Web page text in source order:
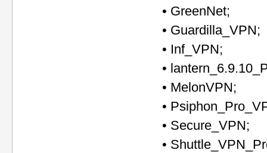
• GreenNet;
• Guardilla_VPN;
• Inf_VPN;
•
• MelonVPN;
•
• Secure_VPN;
•